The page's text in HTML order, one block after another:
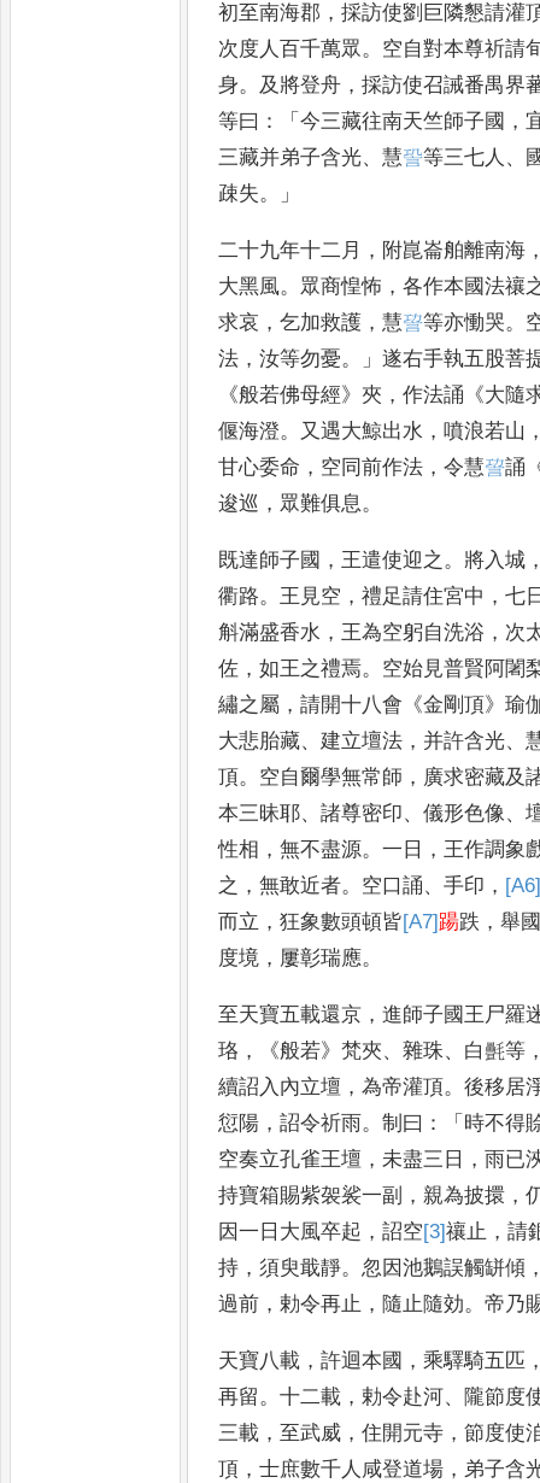
初至南海郡 ，採訪使劉巨隣懇請灌
次度人百千萬眾。 空自對本尊祈請
身。 及將登舟 ，採訪使召誡番禺界
等曰 ：「今三藏往南天竺師子國 ，
三藏并弟子含光、慧𧦬等三七人 、
疎失。」
二十九年十二月 ， 附崑崙舶離南海
大黑風。 眾商惶怖 ，各作本國法禳
求哀 ，乞加救護 ，慧𧦪等亦慟哭。
法 ，汝等勿憂。」遂右手執五股菩
《般若佛母經》 夾 ，作法誦 《大隨
偃海澄。 又遇大鯨出水 ，噴浪若山
甘心委命 ， 空同前作法 ，令慧𧦪誦
逡巡 ， 眾難俱息。
既達師子國 ，王遣使迎之。 將入城
衢路。王 見空 ，禮足請住宮中 ，七
斛滿盛香水 ，王為空躬自洗浴 ， 次
佐 ，如王之禮焉。 空始見普賢阿闍
繡之屬 ，請開十八會 《金剛頂》瑜
大悲胎藏、建立壇法 ， 并許含光、
頂。 空自爾學無常師 ， 廣求密藏及
本三昧耶、諸尊密印、儀形色像、
性相 ，無不盡源。一日 ，王作調象
之 ，無敢近者。 空口誦、手印 ，
而立 ，狂象數頭頓皆[A7]踼跌 ，舉
度境 ， 屢彰瑞應。
至天寶五載還京 ，進師子國王尸羅
珞 ，《般若》梵夾、雜珠、 白㲲等
續詔入 內立壇 ，為帝灌頂。後移居
愆陽 ，詔令祈雨。制曰 ：「 時不得
空奏立孔雀王壇 ，未盡三日 ，雨已
持寶箱賜紫袈裟一副 ，親為披擐 ，
因一日大風卒起 ，詔空[3]禳止 ，請
持 ，須臾戢靜。忽因池鵝誤觸缾傾
過前 ，勅令再止 ， 隨止隨効。帝乃
天寶八載 ，許迴本國 ，乘驛騎五匹
再留。十二載 ，勅令赴河、 隴節度
三載 ，至武威 ，住開元寺 ，節度使
頂 ，士庶數千人咸登道場 ， 弟子含